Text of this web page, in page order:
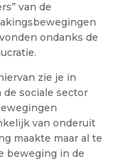
van de
ondanks de
zie je in
sociale sector
van onderuit
maakte maar al te
beweging in de